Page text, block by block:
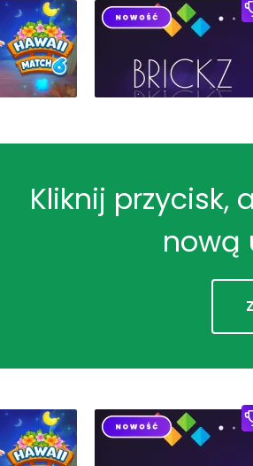
Kliknij przycisk,
nową